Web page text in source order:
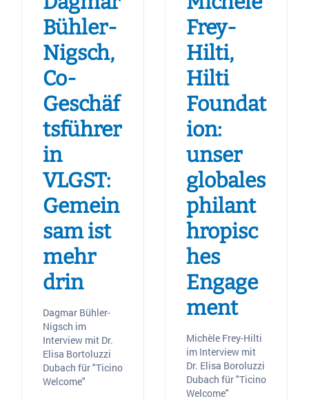
Bühler-
Nigsch,
Co-
Geschäf
tsführer
in
VLGST:
Gemein
sam ist
mehr
drin
Dagmar Bühler-
Nigsch im
Interview mit Dr.
Elisa Bortoluzzi
Dubach für "Ticino
Welcome"
Frey-
Hilti,
Hilti
Foundat
ion:
unser
globales
philant
hropisc
hes
Engage
ment
Michèle Frey-Hilti
im Interview mit
Dr. Elisa Boroluzzi
Dubach für "Ticino
Welcome"